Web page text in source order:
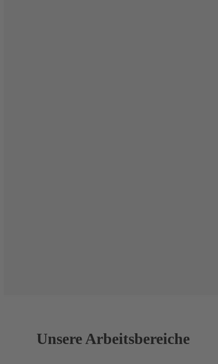
Unsere Arbeitsbereiche